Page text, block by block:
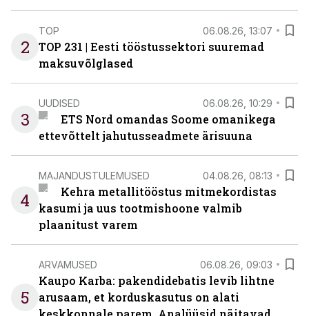
2
TOP 06.08.26, 13:07
TOP 231 | Eesti tööstussektori suuremad
maksuvõlglased
3
UUDISED 06.08.26, 10:29
ETS Nord omandas Soome omanikega
ettevõttelt jahutusseadmete ärisuuna
4
MAJANDUSTULEMUSED 04.08.26, 08:13
Kehra metallitööstus mitmekordistas
kasumi ja uus tootmishoone valmib
plaanitust varem
5
ARVAMUSED 06.08.26, 09:03
Kaupo Karba: pakendidebatis levib lihtne
arusaam, et korduskasutus on alati